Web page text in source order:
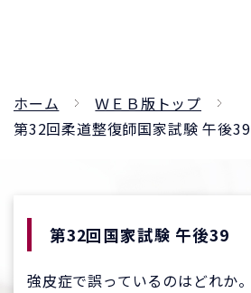
ホーム
ＷＥＢ版トップ
第32回柔道整復師国家試験 午後39
第32回国家試験 午後39
強皮症で誤っているのはどれか。